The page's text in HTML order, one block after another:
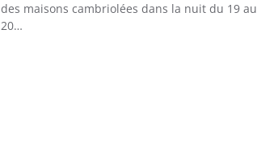
des maisons cambriolées dans la nuit du 19 au
20…